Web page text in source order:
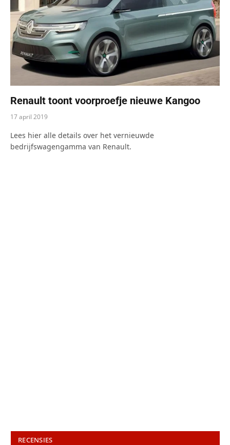
Renault toont voorproefje nieuwe Kangoo
17 april 2019
Lees hier alle details over het vernieuwde
bedrijfswagengamma van Renault.
RECENSIES